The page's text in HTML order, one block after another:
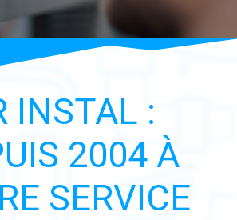
INSTAL :
2004 À
SERVICE